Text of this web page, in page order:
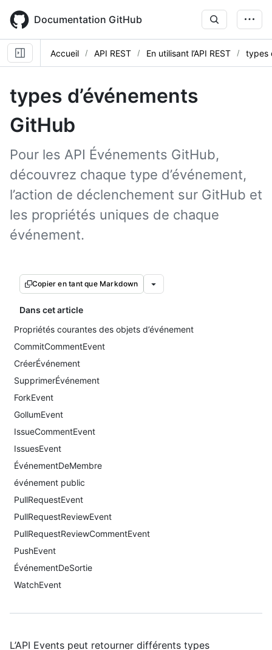
main
content
Documentation GitHub
Accueil API REST En utilisant l’API REST types
types d’événements
GitHub
Pour les API Événements GitHub,
découvrez chaque type d’événement,
l’action de déclenchement sur GitHub et
les propriétés uniques de chaque
événement.
Copier en tant que Markdown
Dans cet article
Propriétés courantes des objets d’événement
CommitCommentEvent
CréerÉvénement
SupprimerÉvénement
ForkEvent
GollumEvent
IssueCommentEvent
IssuesEvent
ÉvénementDeMembre
événement public
PullRequestEvent
PullRequestReviewEvent
PullRequestReviewCommentEvent
PushEvent
ÉvénementDeSortie
WatchEvent
L’API Events peut retourner différents types